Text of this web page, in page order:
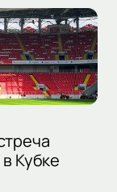
Кубке